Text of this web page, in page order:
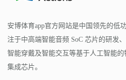
安博体育app官方网站是中国领先的低
注于中高端智能音频 SoC 芯片的研发
智能穿戴及智能交互等基于人工智能
集成芯片。